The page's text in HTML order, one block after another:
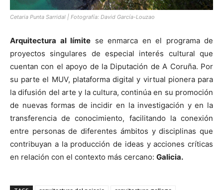
Cetaria Punta Sarridal | Fotografía: David García-Louzao
Arquitectura al límite se enmarca en el programa de
proyectos singulares de especial interés cultural que
cuentan con el apoyo de la Diputación de A Coruña. Por
su parte el MUV, plataforma digital y virtual pionera para
la difusión del arte y la cultura, continúa en su promoción
de nuevas formas de incidir en la investigación y en la
transferencia de conocimiento, facilitando la conexión
entre personas de diferentes ámbitos y disciplinas que
contribuyan a la producción de ideas y acciones críticas
en relación con el contexto más cercano: Galicia.